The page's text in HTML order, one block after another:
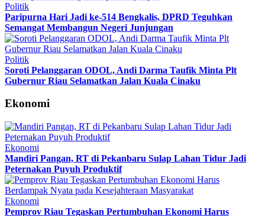
Politik
Paripurna Hari Jadi ke-514 Bengkalis, DPRD Teguhkan
Semangat Membangun Negeri Junjungan
Politik
Soroti Pelanggaran ODOL, Andi Darma Taufik Minta Plt
Gubernur Riau Selamatkan Jalan Kuala Cinaku
Ekonomi
Ekonomi
Mandiri Pangan, RT di Pekanbaru Sulap Lahan Tidur Jadi
Peternakan Puyuh Produktif
Ekonomi
Pemprov Riau Tegaskan Pertumbuhan Ekonomi Harus